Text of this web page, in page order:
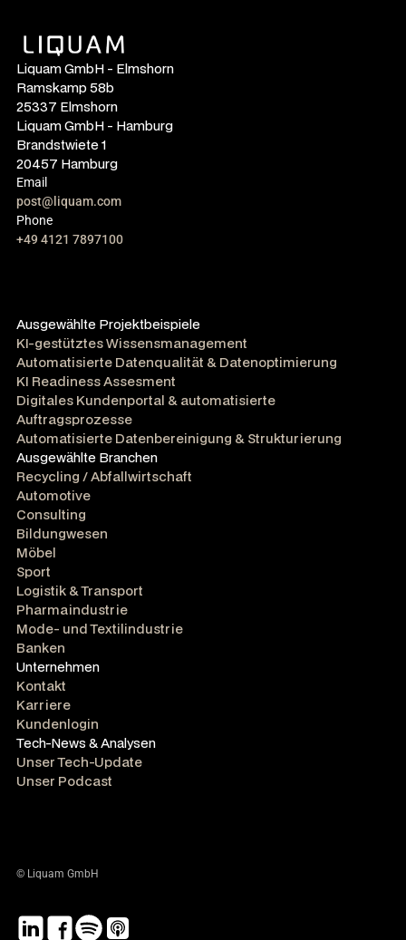
Liquam GmbH - Elmshorn
Ramskamp 58b
25337 Elmshorn
Liquam GmbH - Hamburg
Brandstwiete 1
20457 Hamburg
Email
post@liquam.com
Phone
+49 4121 7897100
Ausgewählte Projektbeispiele
KI-gestütztes Wissensmanagement
Automatisierte Datenqualität & Datenoptimierung
KI Readiness Assesment
Digitales Kundenportal & automatisierte
Auftragsprozesse
Automatisierte Datenbereinigung & Strukturierung
Ausgewählte Branchen
Recycling / Abfallwirtschaft
Automotive
Consulting
Bildungwesen
Möbel
Sport
Logistik & Transport
Pharmaindustrie
Mode- und Textilindustrie
Banken
Unternehmen
Kontakt
Karriere
Kundenlogin
Tech-News & Analysen
Unser Tech-Update
Unser Podcast
© Liquam GmbH